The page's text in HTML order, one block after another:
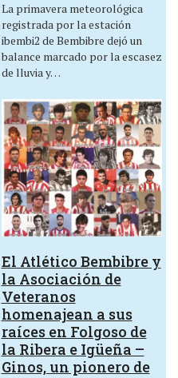
La primavera meteorológica
registrada por la estación
ibembi2 de Bembibre dejó un
balance marcado por la escasez
de lluvia y…
El Atlético Bembibre y
la Asociación de
Veteranos
homenajean a sus
raíces en Folgoso de
la Ribera e Igüeña –
Ginos, un pionero de